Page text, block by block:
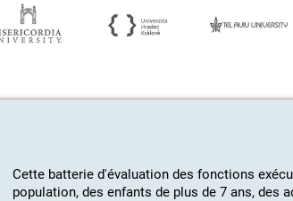
Cette batterie d'évaluation des fonctions
population, des enfants de plus de 7 ans, des